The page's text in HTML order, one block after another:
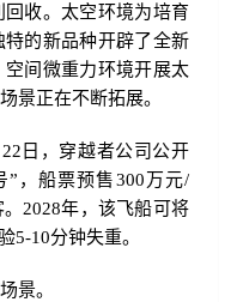
收。太空环境为培育
的新品种开辟了全新
间微重力环境开展太
景正在不断拓展。
日，穿越者公司公开
”，船票预售300万元/
2028年，该飞船可将
5-10分钟失重。
景。